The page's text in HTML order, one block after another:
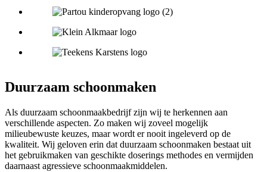
Duurzaam schoonmaken
Als duurzaam schoonmaakbedrijf zijn wij te herkennen aan
verschillende aspecten. Zo maken wij zoveel mogelijk
milieubewuste keuzes, maar wordt er nooit ingeleverd op de
kwaliteit. Wij geloven erin dat duurzaam schoonmaken bestaat uit
het gebruikmaken van geschikte doserings methodes en vermijden
daarnaast agressieve schoonmaakmiddelen.